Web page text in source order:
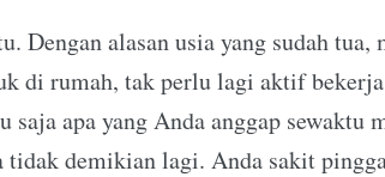
Dengan alasan usia yang sudah tua,
di rumah, tak perlu lagi aktif
apa yang Anda anggap sewaktu
tidak demikian lagi. Anda sakit